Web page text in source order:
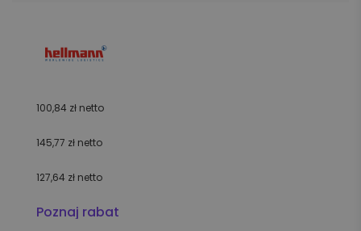
100,84 zł netto
145,77 zł netto
127,64 zł netto
Poznaj rabat